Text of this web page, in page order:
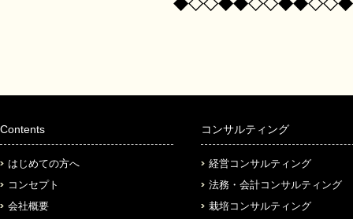
Contents
はじめての方へ
コンセプト
会社概要
コンサルティング
経営コンサルティング
法務・会計コンサルティング
栽培コンサルティング